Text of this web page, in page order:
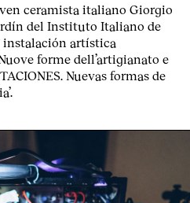
ceramista italiano Giorgio
del Instituto Italiano de
instalación artística
forme dell’artigianato e
Nuevas formas de